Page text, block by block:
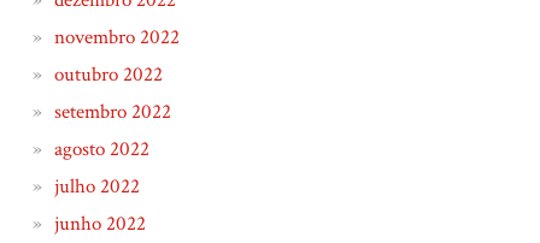
novembro 2022
outubro 2022
setembro 2022
agosto 2022
julho 2022
junho 2022